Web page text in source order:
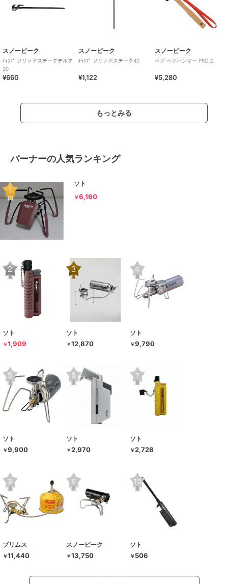
スノーピーク
ｷｬﾝﾌﾟ ソリッドステークデルタ
30
¥660
スノーピーク
ｷｬﾝﾌﾟ ソリッドステーク40
¥1,122
スノーピーク
ペグ ペグハンマー PRO.S
¥5,280
もっとみる
バーナーの人気ランキング
ソト
￥6,160
ソト
￥1,909
ソト
￥12,870
ソト
￥9,790
ソト
￥9,900
ソト
￥2,970
ソト
￥2,728
プリムス
￥11,440
スノーピーク
￥13,750
ソト
￥ 506